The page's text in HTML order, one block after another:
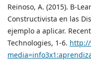
Reinoso, A. (2015). B-
Constructivista en las
ejemplo a aplicar.
Technologies, 1-6.